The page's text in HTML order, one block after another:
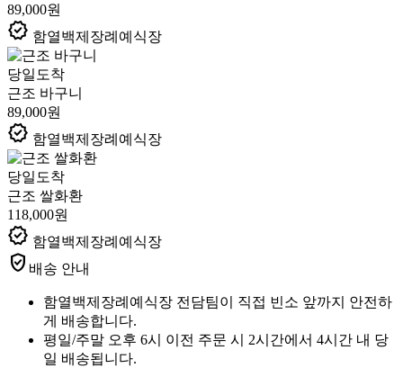
89,000원
verified 함열백제장례예식장
당일도착
근조 바구니
89,000원
verified 함열백제장례예식장
당일도착
근조 쌀화환
118,000원
verified 함열백제장례예식장
verified_user 배송 안내
함열백제장례예식장 전담팀이 직접 빈소 앞까지 안전하
게 배송합니다.
평일/주말 오후 6시 이전 주문 시 2시간에서 4시간 내 당
일 배송됩니다.